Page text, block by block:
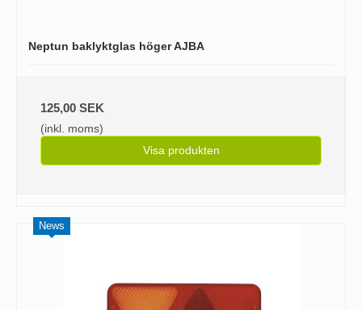
Neptun baklyktglas höger AJBA
125,00 SEK
(inkl. moms)
Visa produkten
News